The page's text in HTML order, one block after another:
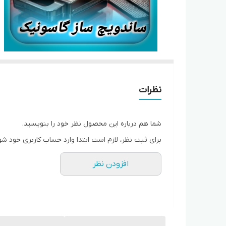
نظرات
شما هم درباره این محصول نظر خود را بنویسید.
برای ثبت نظر، لازم است ابتدا وارد حساب کاربری خود
افزودن نظر